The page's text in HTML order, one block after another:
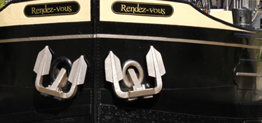
I
O